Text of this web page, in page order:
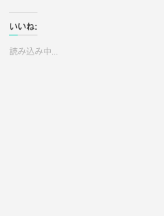
いいね:
読み込み中...